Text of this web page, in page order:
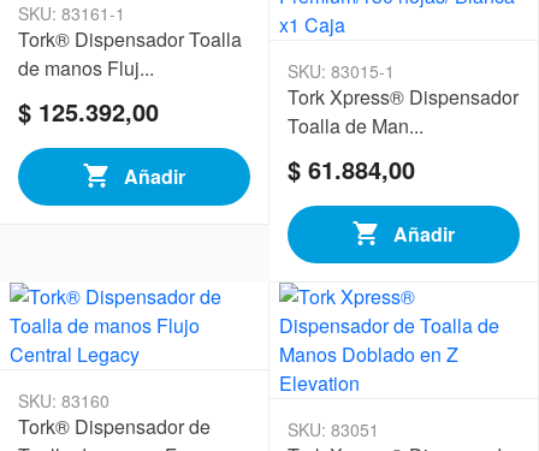
SKU: 83161-1
Tork® Dispensador Toalla
de manos Fluj...
$ 125.392,00
Añadir
SKU: 83015-1
Tork Xpress® Dispensador
Toalla de Man...
$ 61.884,00
Añadir
SKU: 83160
Tork® Dispensador de
SKU: 83051